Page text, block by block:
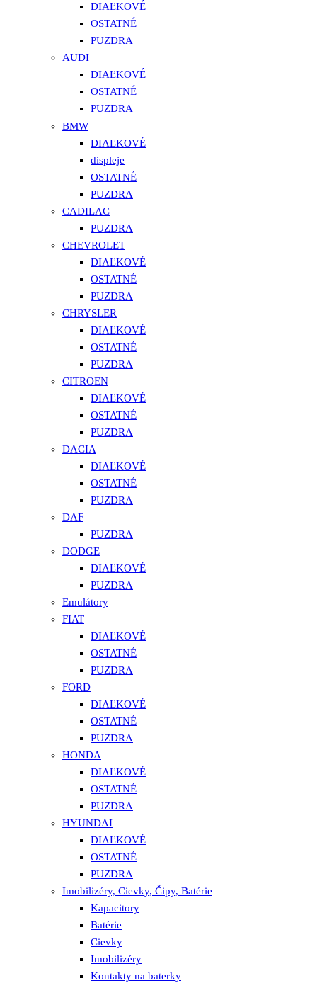
DIAĽKOVÉ
OSTATNÉ
PUZDRA
AUDI
DIAĽKOVÉ
OSTATNÉ
PUZDRA
BMW
DIAĽKOVÉ
displeje
OSTATNÉ
PUZDRA
CADILAC
PUZDRA
CHEVROLET
DIAĽKOVÉ
OSTATNÉ
PUZDRA
CHRYSLER
DIAĽKOVÉ
OSTATNÉ
PUZDRA
CITROEN
DIAĽKOVÉ
OSTATNÉ
PUZDRA
DACIA
DIAĽKOVÉ
OSTATNÉ
PUZDRA
DAF
PUZDRA
DODGE
DIAĽKOVÉ
PUZDRA
Emulátory
FIAT
DIAĽKOVÉ
OSTATNÉ
PUZDRA
FORD
DIAĽKOVÉ
OSTATNÉ
PUZDRA
HONDA
DIAĽKOVÉ
OSTATNÉ
PUZDRA
HYUNDAI
DIAĽKOVÉ
OSTATNÉ
PUZDRA
Imobilizéry, Cievky, Čipy, Batérie
Kapacitory
Batérie
Cievky
Imobilizéry
Kontakty na baterky